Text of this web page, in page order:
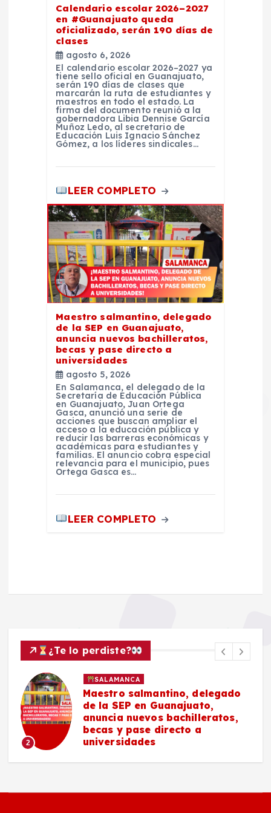
Calendario escolar 2026–2027
en #Guanajuato queda
oficializado, serán 190 días de
clases
agosto 6, 2026
El calendario escolar 2026–2027 ya
tiene sello oficial en Guanajuato,
serán 190 días de clases que
marcarán la ruta de estudiantes y
maestros en todo el estado. La
firma del documento reunió a la
gobernadora Libia Dennise García
Muñoz Ledo, al secretario de
Educación Luis Ignacio Sánchez
Gómez, a los líderes sindicales…
LEER COMPLETO
Maestro salmantino, delegado
de la SEP en Guanajuato,
anuncia nuevos bachilleratos,
becas y pase directo a
universidades
agosto 5, 2026
En Salamanca, el delegado de la
Secretaría de Educación Pública
en Guanajuato, Juan Ortega
Gasca, anunció una serie de
acciones que buscan ampliar el
acceso a la educación pública y
reducir las barreras económicas y
académicas para estudiantes y
familias. El anuncio cobra especial
relevancia para el municipio, pues
Ortega Gasca es…
LEER COMPLETO
¿Te lo perdiste?
salmantino, delegado
en Guanajuato,
nuevos bachilleratos,
y pase directo a
3